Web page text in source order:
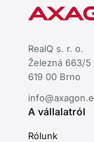
RealQ s. r. o.
Železná 663/5
619 00 Brno
A vállalatról
Rólunk